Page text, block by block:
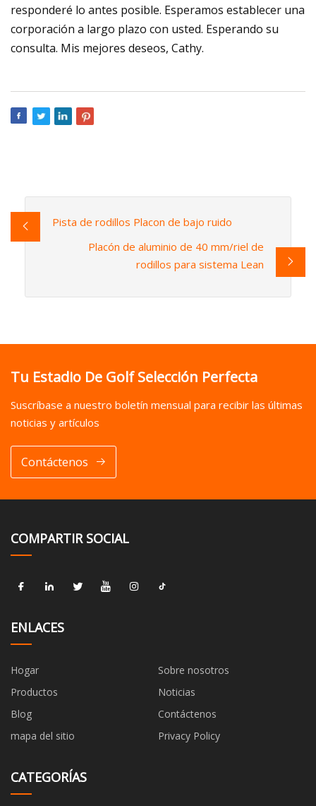
responderé lo antes posible. Esperamos establecer una
corporación a largo plazo con usted. Esperando su
consulta. Mis mejores deseos, Cathy.
Pista de rodillos Placon de bajo ruido
Placón de aluminio de 40 mm/riel de
rodillos para sistema Lean
Tu Estadio De Golf Selección Perfecta
Suscríbase a nuestro boletín mensual para recibir las últimas
noticias y artículos
Contáctenos
COMPARTIR SOCIAL
ENLACES
Hogar
Sobre nosotros
Productos
Noticias
Blog
Contáctenos
mapa del sitio
Privacy Policy
CATEGORÍAS